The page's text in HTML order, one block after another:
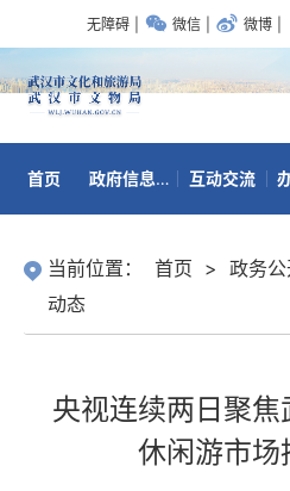
无障碍 微信 微博
首页 政府信息公开 互动交流
当前位置： 首页 > 政务
动态
央视连续两日聚
休闲游市场